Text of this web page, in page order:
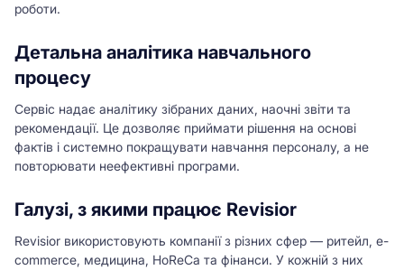
роботи.
Детальна аналітика навчального
процесу
Сервіс надає аналітику зібраних даних, наочні звіти та
рекомендації. Це дозволяє приймати рішення на основі
фактів і системно покращувати навчання персоналу, а не
повторювати неефективні програми.
Галузі, з якими працює Revisior
Revisior використовують компанії з різних сфер — ритейл, e-
commerce, медицина, HoReCa та фінанси. У кожній з них